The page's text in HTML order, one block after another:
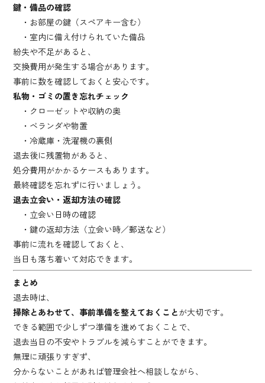
鍵・備品の確認
・お部屋の鍵（スペアキー含む）
・室内に備え付けられていた備品
紛失や不足があると、
交換費用が発生する場合があります。
事前に数を確認しておくと安心です。
私物・ゴミの置き忘れチェック
・クローゼットや収納の奥
・ベランダや物置
・冷蔵庫・洗濯機の裏側
退去後に残置物があると、
処分費用がかかるケースもあります。
最終確認を忘れずに行いましょう。
退去立会い・返却方法の確認
・立会い日時の確認
・鍵の返却方法（立会い時／郵送など）
事前に流れを確認しておくと、
当日も落ち着いて対応できます。
まとめ
退去時は、
掃除とあわせて、事前準備を整えておくことが大切です。
できる範囲で少しずつ準備を進めておくことで、
退去当日の不安やトラブルを減らすことができます。
無理に頑張りすぎず、
分からないことがあれば管理会社へ相談しながら、